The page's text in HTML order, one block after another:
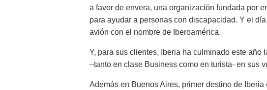
a favor de envera, una organización fundada por
para ayudar a personas con discapacidad. Y el
avión con el nombre de Iberoamérica.
Y, para sus clientes, Iberia ha culminado este
–tanto en clase Business como en turista- en sus
Además en Buenos Aires, primer destino de